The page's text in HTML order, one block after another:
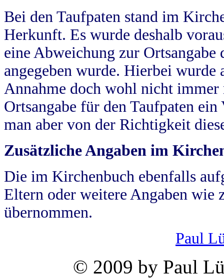
Bei den Taufpaten stand im
Herkunft. Es wurde deshalb
eine Abweichung zur
angegeben wurde. Hierbei wurde
Annahme doch wohl nicht
Ortsangabe für den Taufpaten
man aber von der Richtigkeit
Zusätzliche Angaben im
Die im Kirchenbuch ebenfalls
Eltern oder weitere Angaben wie
übernommen.
Paul
© 2009 by Paul